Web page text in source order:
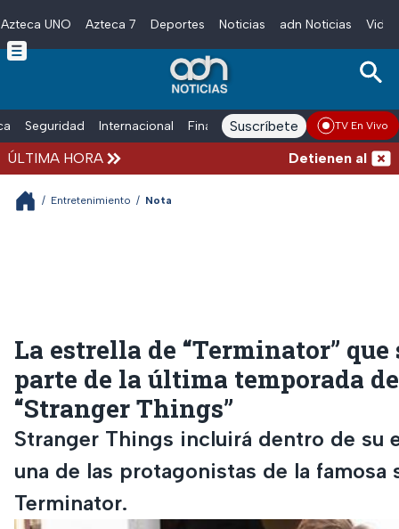
Skip to main content
Azteca UNO Azteca 7 Deportes Noticias adn Noticias
Seguridad Internacional Finanzas adn Noticias Radio
Suscríbete TV En Vivo
ÚLTIMA HORA Detienen al
/ Entretenimiento / Nota
La estrella de “Terminator” que
parte de la última temporada de
“Stranger Things”
Stranger Things incluirá dentro de su
una de las protagonistas de la famosa
Terminator.